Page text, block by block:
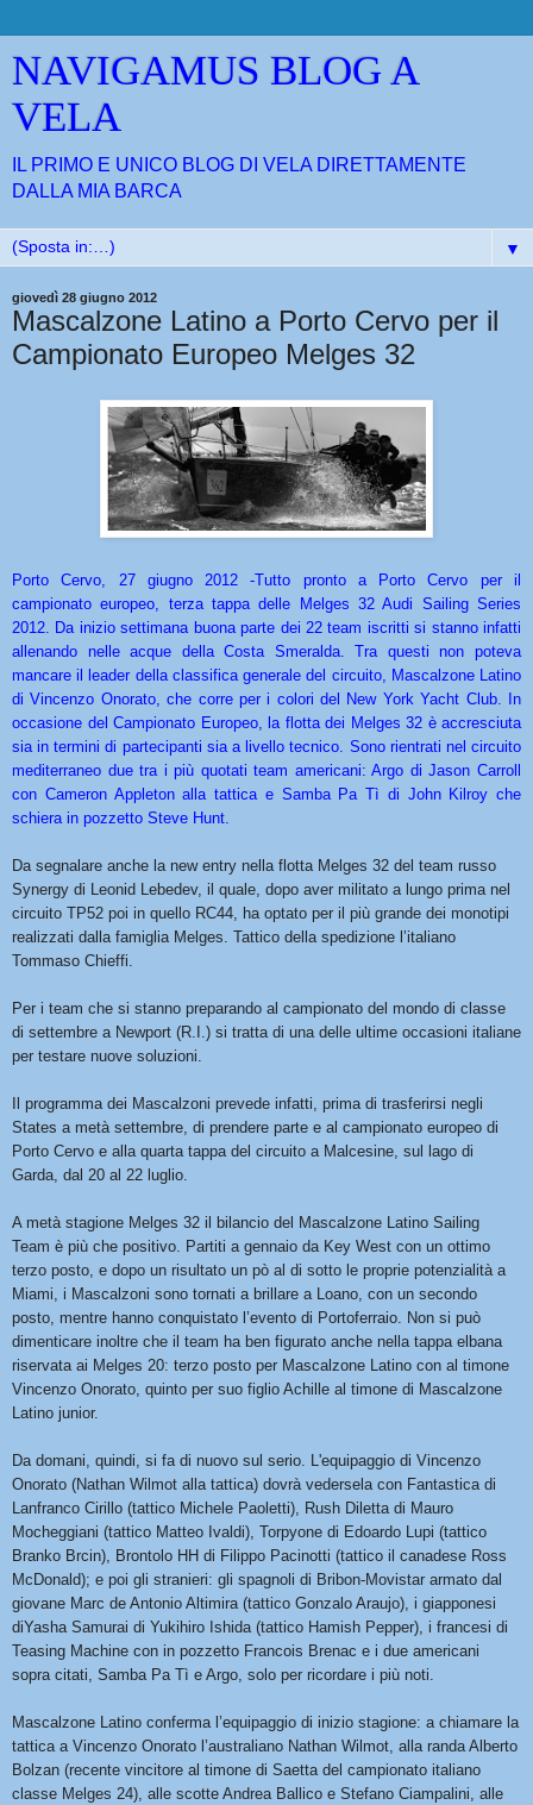
NAVIGAMUS BLOG A
VELA
IL PRIMO E UNICO BLOG DI VELA DIRETTAMENTE
DALLA MIA BARCA
▼
giovedì 28 giugno 2012
Mascalzone Latino a Porto Cervo per il
Campionato Europeo Melges 32
Porto Cervo, 27 giugno 2012 -Tutto pronto a Porto Cervo per il
campionato europeo, terza tappa delle Melges 32 Audi Sailing Series
2012. Da inizio settimana buona parte dei 22 team iscritti si stanno infatti
allenando nelle acque della Costa Smeralda. Tra questi non poteva
mancare il leader della classifica generale del circuito, Mascalzone Latino
di Vincenzo Onorato, che corre per i colori del New York Yacht Club. In
occasione del Campionato Europeo, la flotta dei Melges 32 è accresciuta
sia in termini di partecipanti sia a livello tecnico. Sono rientrati nel circuito
mediterraneo due tra i più quotati team americani: Argo di Jason Carroll
con Cameron Appleton alla tattica e Samba Pa Tì di John Kilroy che
schiera in pozzetto Steve Hunt.
Da segnalare anche la new entry nella flotta Melges 32 del team russo
Synergy di Leonid Lebedev, il quale, dopo aver militato a lungo prima nel
circuito TP52 poi in quello RC44, ha optato per il più grande dei monotipi
realizzati dalla famiglia Melges. Tattico della spedizione l’italiano
Tommaso Chieffi.
Per i team che si stanno preparando al campionato del mondo di classe
di settembre a Newport (R.I.) si tratta di una delle ultime occasioni italiane
per testare nuove soluzioni.
Il programma dei Mascalzoni prevede infatti, prima di trasferirsi negli
States a metà settembre, di prendere parte e al campionato europeo di
Porto Cervo e alla quarta tappa del circuito a Malcesine, sul lago di
Garda, dal 20 al 22 luglio.
A metà stagione Melges 32 il bilancio del Mascalzone Latino Sailing
Team è più che positivo. Partiti a gennaio da Key West con un ottimo
terzo posto, e dopo un risultato un pò al di sotto le proprie potenzialità a
Miami, i Mascalzoni sono tornati a brillare a Loano, con un secondo
posto, mentre hanno conquistato l’evento di Portoferraio. Non si può
dimenticare inoltre che il team ha ben figurato anche nella tappa elbana
riservata ai Melges 20: terzo posto per Mascalzone Latino con al timone
Vincenzo Onorato, quinto per suo figlio Achille al timone di Mascalzone
Latino junior.
Da domani, quindi, si fa di nuovo sul serio. L'equipaggio di Vincenzo
Onorato (Nathan Wilmot alla tattica) dovrà vedersela con Fantastica di
Lanfranco Cirillo (tattico Michele Paoletti), Rush Diletta di Mauro
Mocheggiani (tattico Matteo Ivaldi), Torpyone di Edoardo Lupi (tattico
Branko Brcin), Brontolo HH di Filippo Pacinotti (tattico il canadese Ross
McDonald); e poi gli stranieri: gli spagnoli di Bribon-Movistar armato dal
giovane Marc de Antonio Altimira (tattico Gonzalo Araujo), i giapponesi
diYasha Samurai di Yukihiro Ishida (tattico Hamish Pepper), i francesi di
Teasing Machine con in pozzetto Francois Brenac e i due americani
sopra citati, Samba Pa Tì e Argo, solo per ricordare i più noti.
Mascalzone Latino conferma l’equipaggio di inizio stagione: a chiamare la
tattica a Vincenzo Onorato l’australiano Nathan Wilmot, alla randa Alberto
Bolzan (recente vincitore al timone di Saetta del campionato italiano
classe Melges 24), alle scotte Andrea Ballico e Stefano Ciampalini, alle